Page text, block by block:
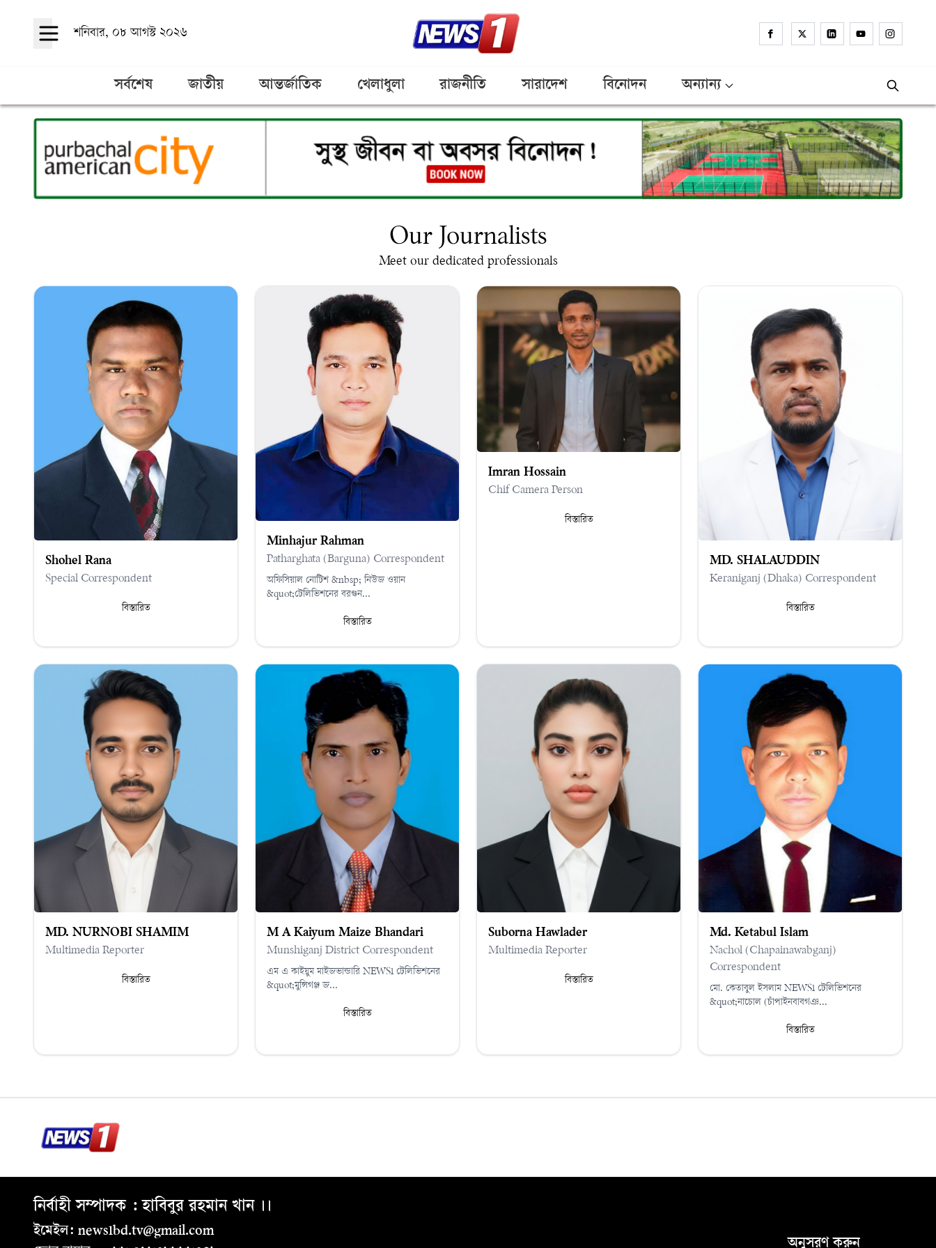
শনিবার, ০৮ আগস্ট ২০২৬
সর্বশেষ জাতীয় আন্তর্জাতিক খেলাধুলা রাজনীতি সারাদেশ বিনোদন অন্যান্য
Our Journalists
Meet our dedicated professionals
Shohel Rana
Special Correspondent
বিস্তারিত
Minhajur Rahman
Patharghata (Barguna) Correspondent
অফিসিয়াল নোটিশ &nbsp; নিউজ ওয়ান
&quot;টেলিভিশনের বরগুন...
বিস্তারিত
Imran Hossain
Chif Camera Person
বিস্তারিত
MD. SHALAUDDIN
Keraniganj (Dhaka) Correspondent
বিস্তারিত
MD. NURNOBI SHAMIM
Multimedia Reporter
বিস্তারিত
M A Kaiyum Maize Bhandari
Munshiganj District Correspondent
এম এ কাইয়ুম মাইজভান্ডারি NEWS1 টেলিভিশনের
&quot;মুন্সিগঞ্জ জ...
বিস্তারিত
Suborna Hawlader
Multimedia Reporter
বিস্তারিত
Md. Ketabul Islam
Nachol (Chapainawabganj)
Correspondent
মো. কেতাবুল ইসলাম NEWS1 টেলিভিশনের
&quot;নাচোল (চাঁপাইনবাবগঞ...
বিস্তারিত
নির্বাহী সম্পাদক : হাবিবুর রহমান খান ।।
ইমেইল: news1bd.tv@gmail.com
অনুসরণ করুন